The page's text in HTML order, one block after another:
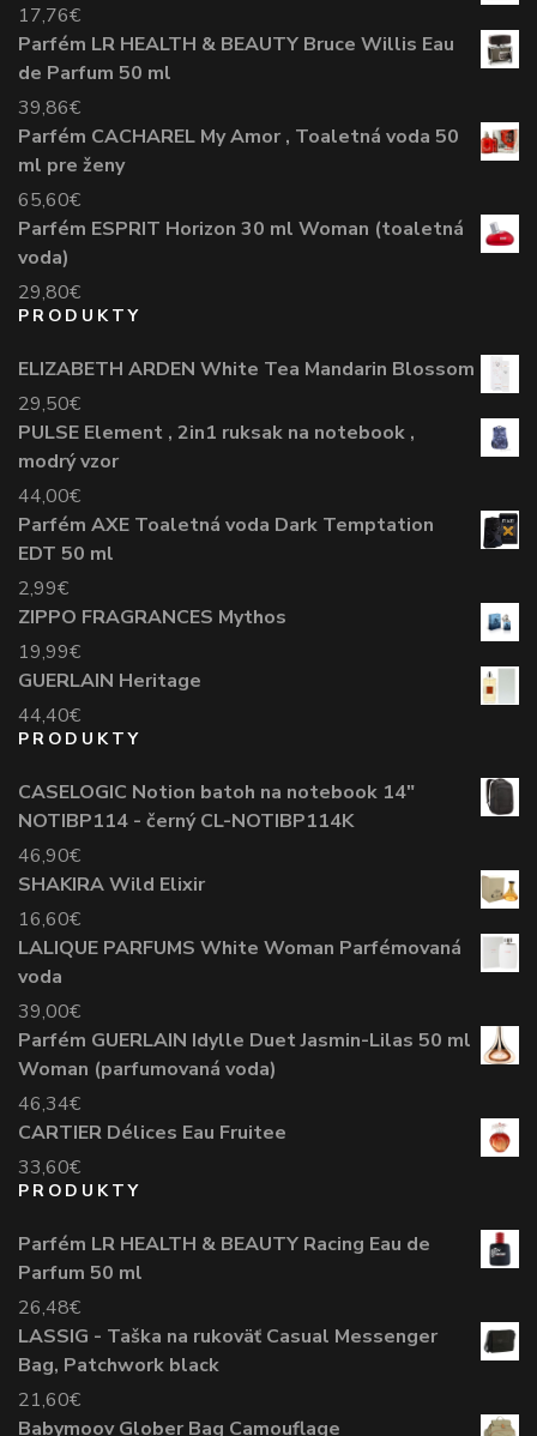
17,76€
Parfém LR HEALTH & BEAUTY Bruce Willis Eau
de Parfum 50 ml
39,86€
Parfém CACHAREL My Amor , Toaletná voda 50
ml pre ženy
65,60€
Parfém ESPRIT Horizon 30 ml Woman (toaletná
voda)
29,80€
PRODUKTY
ELIZABETH ARDEN White Tea Mandarin Blossom
29,50€
PULSE Element , 2in1 ruksak na notebook ,
modrý vzor
44,00€
Parfém AXE Toaletná voda Dark Temptation
EDT 50 ml
2,99€
ZIPPO FRAGRANCES Mythos
19,99€
GUERLAIN Heritage
44,40€
PRODUKTY
CASELOGIC Notion batoh na notebook 14"
NOTIBP114 - černý CL-NOTIBP114K
46,90€
SHAKIRA Wild Elixir
16,60€
LALIQUE PARFUMS White Woman Parfémovaná
voda
39,00€
Parfém GUERLAIN Idylle Duet Jasmin-Lilas 50 ml
Woman (parfumovaná voda)
46,34€
CARTIER Délices Eau Fruitee
33,60€
PRODUKTY
Parfém LR HEALTH & BEAUTY Racing Eau de
Parfum 50 ml
26,48€
LASSIG - Taška na rukoväť Casual Messenger
Bag, Patchwork black
21,60€
Babymoov Glober Bag Camouflage